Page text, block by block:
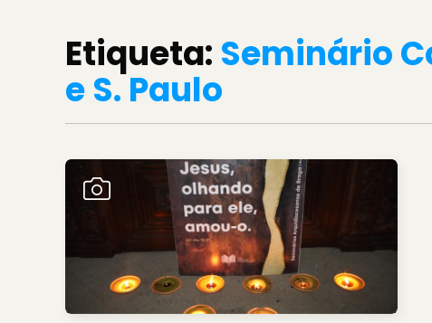
Etiqueta: Seminário
e S. Paulo